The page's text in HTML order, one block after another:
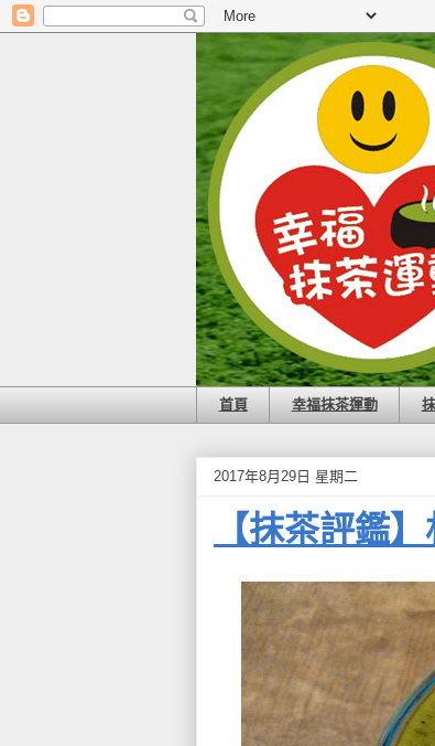
首頁 幸福抹茶運動
2017年8月29日 星期二
【抹茶評鑑